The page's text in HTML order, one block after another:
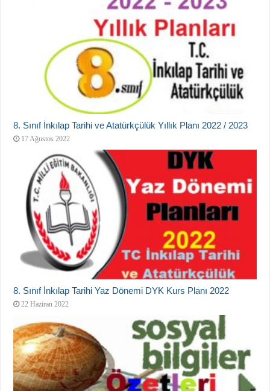
8. Sınıf İnkılap Tarihi ve Atatürkçülük Yıllık Planı 2022 / 2023
17 Ağustos 2022
8. Sınıf İnkılap Tarihi Yaz Dönemi DYK Kurs Planı 2022
22 Haziran 2022